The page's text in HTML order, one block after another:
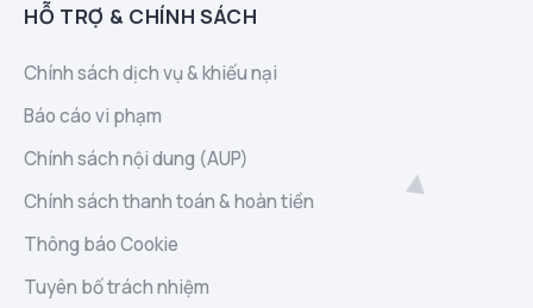
HỖ TRỢ & CHÍNH SÁCH
Chính sách dịch vụ & khiếu nại
Báo cáo vi phạm
Chính sách nội dung (AUP)
Chính sách thanh toán & hoàn tiền
Thông báo Cookie
Tuyên bố trách nhiệm